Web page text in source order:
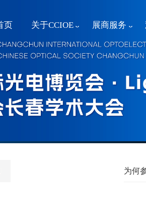
页 关于CCIOE 展商服务
为何